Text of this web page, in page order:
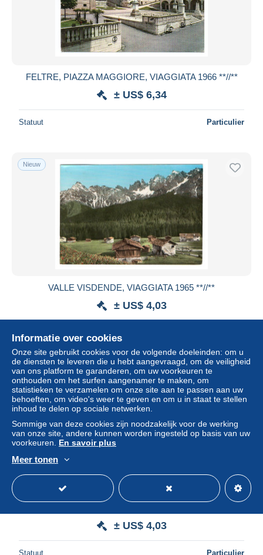
FELTRE, PIAZZA MAGGIORE, VIAGGIATA 1966 **//**
± US$ 6,34
Statuut Particulier
Nieuw
VALLE VISDENDE, VIAGGIATA 1965 **//**
± US$ 4,03
Statuut
Nieuw
FELTRE, SCORCIO PANORAMICO, VIAGGIATA 1952
± US$ 4,03
Statuut Particulier
Informatie over cookies
Onze site gebruikt cookies voor de volgende doeleinden: om u
de diensten te leveren die u hebt aangevraagd, om de veiligheid
van ons platform te garanderen, om uw voorkeuren te
onthouden om het surfen aangenamer te maken, om
statistieken te verzamelen om onze site aan te passen aan uw
behoeften, om video's weer te geven en om u in staat te stellen
inhoud te delen op sociale netwerken.
Sommige van deze cookies zijn noodzakelijk voor de werking
van onze site, andere kunnen worden ingesteld op basis van uw
voorkeuren. En savoir plus
Meer tonen